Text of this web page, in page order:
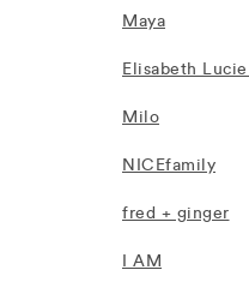
Maya
Elisabeth
Milo
NICEfamily
fred + ginger
I AM